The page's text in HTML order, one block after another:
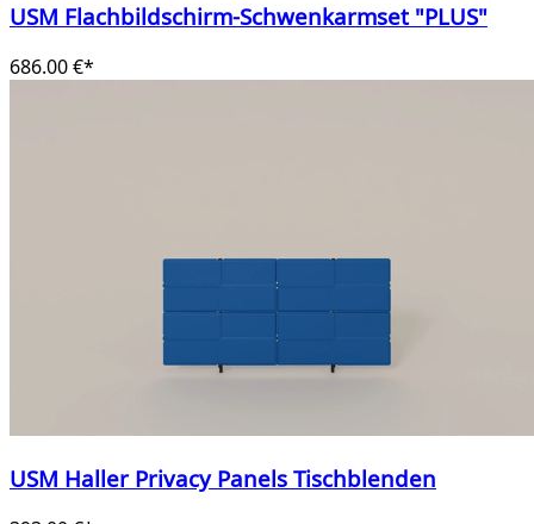
USM Flachbildschirm-Schwenkarmset "PLUS"
686.00 €*
USM Haller Privacy Panels Tischblenden